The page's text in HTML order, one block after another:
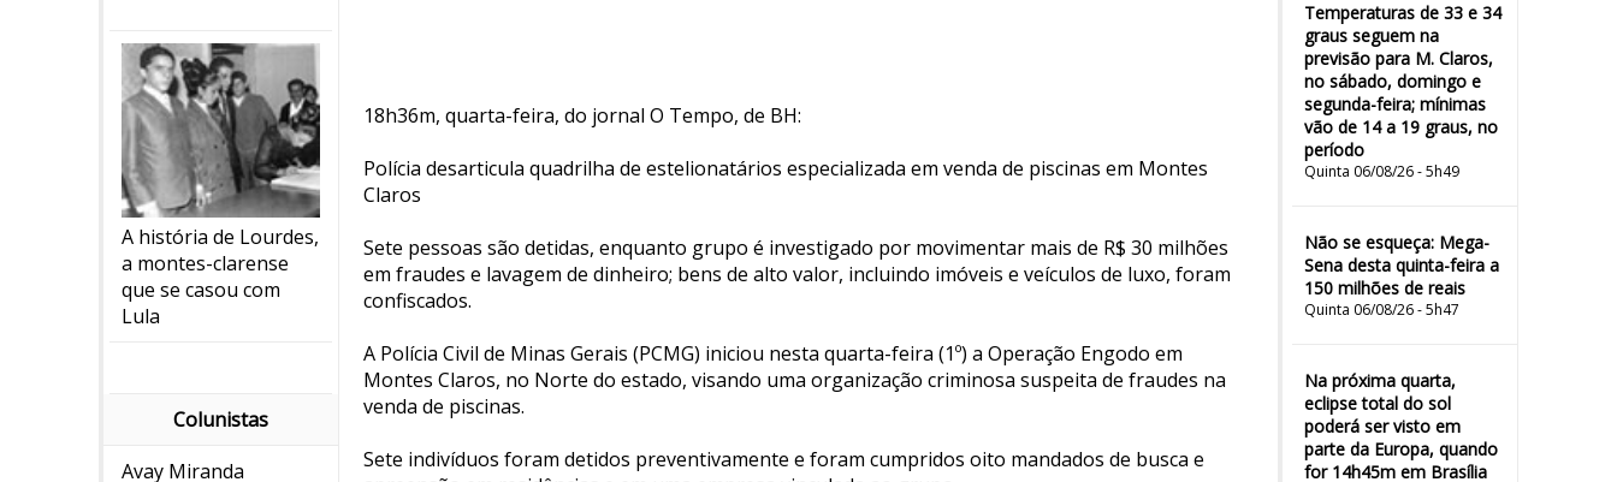
A história de Lourdes,
a montes-clarense
que se casou com
Lula
Colunistas
Avay Miranda
Temperaturas de 33 e 34
graus seguem na
previsão para M. Claros,
no sábado, domingo e
segunda-feira; mínimas
vão de 14 a 19 graus, no
período
Quinta 06/08/26 - 5h49
Não se esqueça: Mega-
Sena desta quinta-feira a
150 milhões de reais
Quinta 06/08/26 - 5h47
Na próxima quarta,
eclipse total do sol
poderá ser visto em
parte da Europa, quando
for 14h45m em Brasília
18h36m, quarta-feira, do jornal O Tempo, de BH:
Polícia desarticula quadrilha de estelionatários especializada em venda de piscinas em Montes
Claros
Sete pessoas são detidas, enquanto grupo é investigado por movimentar mais de R$ 30 milhões
em fraudes e lavagem de dinheiro; bens de alto valor, incluindo imóveis e veículos de luxo, foram
confiscados.
A Polícia Civil de Minas Gerais (PCMG) iniciou nesta quarta-feira (1º) a Operação Engodo em
Montes Claros, no Norte do estado, visando uma organização criminosa suspeita de fraudes na
venda de piscinas.
Sete indivíduos foram detidos preventivamente e foram cumpridos oito mandados de busca e